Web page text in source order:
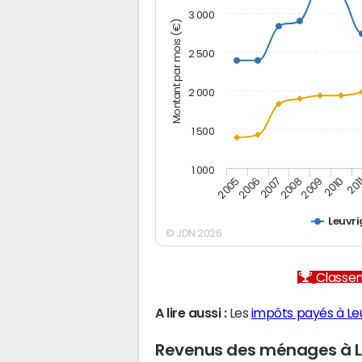
Montant par mois (€)
200520062007200820092010
1 000
1 500
2 000
2 500
3 000
© JDN 2026
A lire aussi :Les impôts payés à
Revenus des ménages à